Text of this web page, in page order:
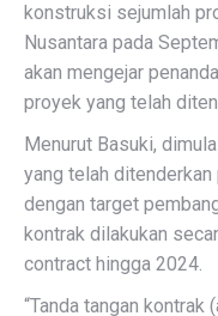
konstruksi sejumlah
Nusantara pada
akan mengejar
proyek yang telah
Menurut Basuki,
yang telah
dengan target
kontrak dilakukan
contract hingga 2024.
“Tanda tangan